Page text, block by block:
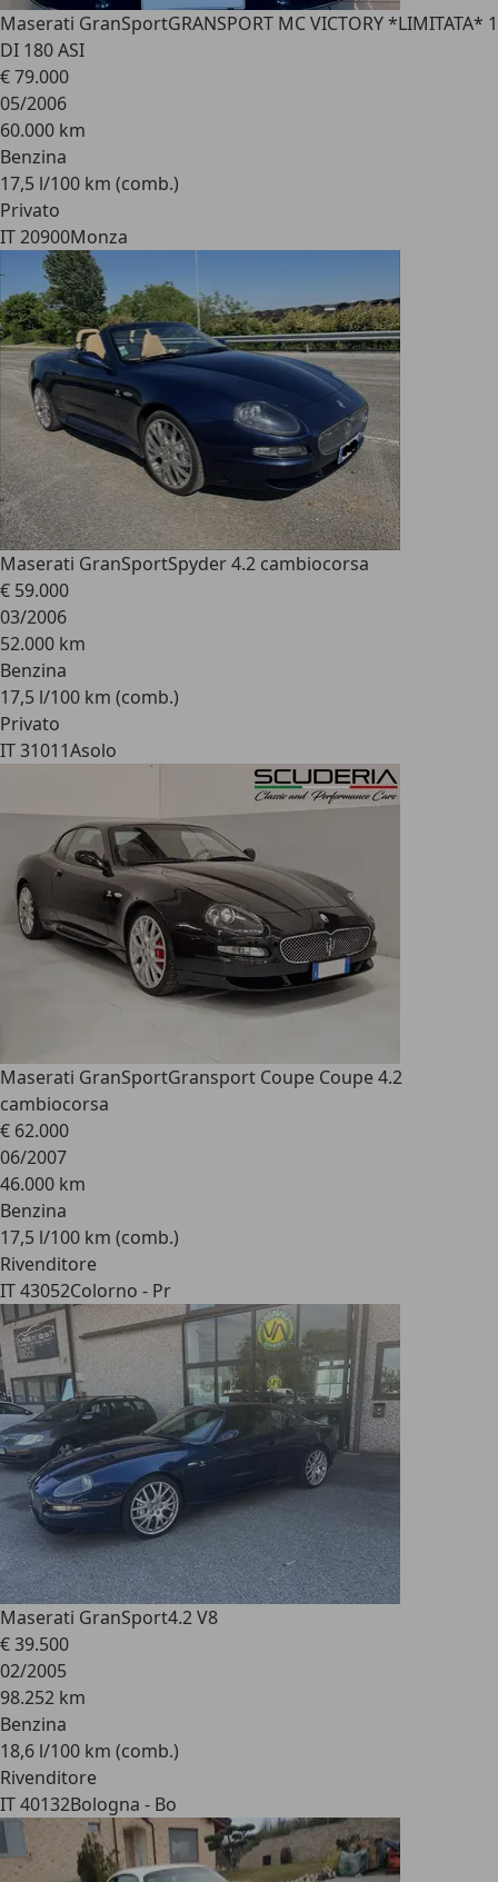
Maserati GranSportGRANSPORT MC VICTORY *LIMITATA* 1
DI 180 ASI
€ 79.000
05/2006
60.000 km
Benzina
17,5 l/100 km (comb.)
Privato
IT 20900Monza
Maserati GranSportSpyder 4.2 cambiocorsa
€ 59.000
03/2006
52.000 km
Benzina
17,5 l/100 km (comb.)
Privato
IT 31011Asolo
Maserati GranSportGransport Coupe Coupe 4.2
cambiocorsa
€ 62.000
06/2007
46.000 km
Benzina
17,5 l/100 km (comb.)
Rivenditore
IT 43052Colorno - Pr
Maserati GranSport4.2 V8
€ 39.500
02/2005
98.252 km
Benzina
18,6 l/100 km (comb.)
Rivenditore
IT 40132Bologna - Bo